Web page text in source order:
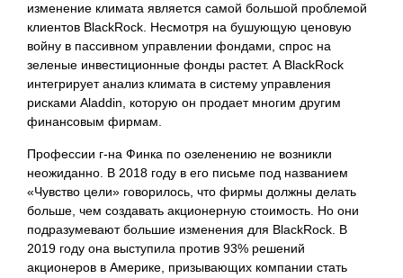
изменение климата является самой большой проблемой
клиентов BlackRock. Несмотря на бушующую ценовую
войну в пассивном управлении фондами, спрос на
зеленые инвестиционные фонды растет. А BlackRock
интегрирует анализ климата в систему управления
рисками Aladdin, которую он продает многим другим
финансовым фирмам.
Профессии г-на Финка по озеленению не возникли
неожиданно. В 2018 году в его письме под названием
«Чувство цели» говорилось, что фирмы должны делать
больше, чем создавать акционерную стоимость. Но они
подразумевают большие изменения для BlackRock. В
2019 году она выступила против 93% решений
акционеров в Америке, призывающих компании стать